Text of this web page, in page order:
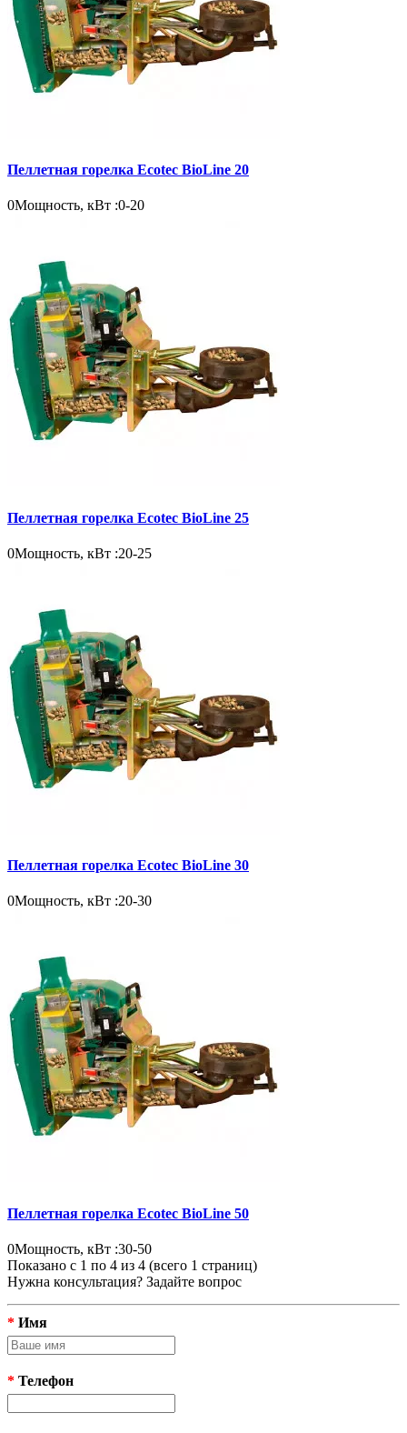
Пеллетная горелка Ecotec BioLine 20
0Мощность, кВт :0-20
Пеллетная горелка Ecotec BioLine 25
0Мощность, кВт :20-25
Пеллетная горелка Ecotec BioLine 30
0Мощность, кВт :20-30
Пеллетная горелка Ecotec BioLine 50
0Мощность, кВт :30-50
Показано с 1 по 4 из 4 (всего 1 страниц)
Нужна консультация? Задайте вопрос
* Имя
* Телефон